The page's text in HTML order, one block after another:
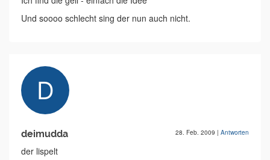
Und soooo schlecht sing der nun auch nicht.
deimudda 28. Feb. 2009 | Antworten
der lispelt